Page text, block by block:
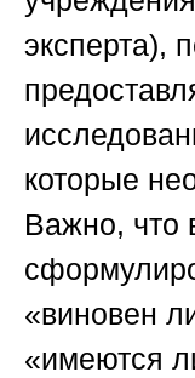
эксперта),
которые
Важно, что
«виновен
«имеются